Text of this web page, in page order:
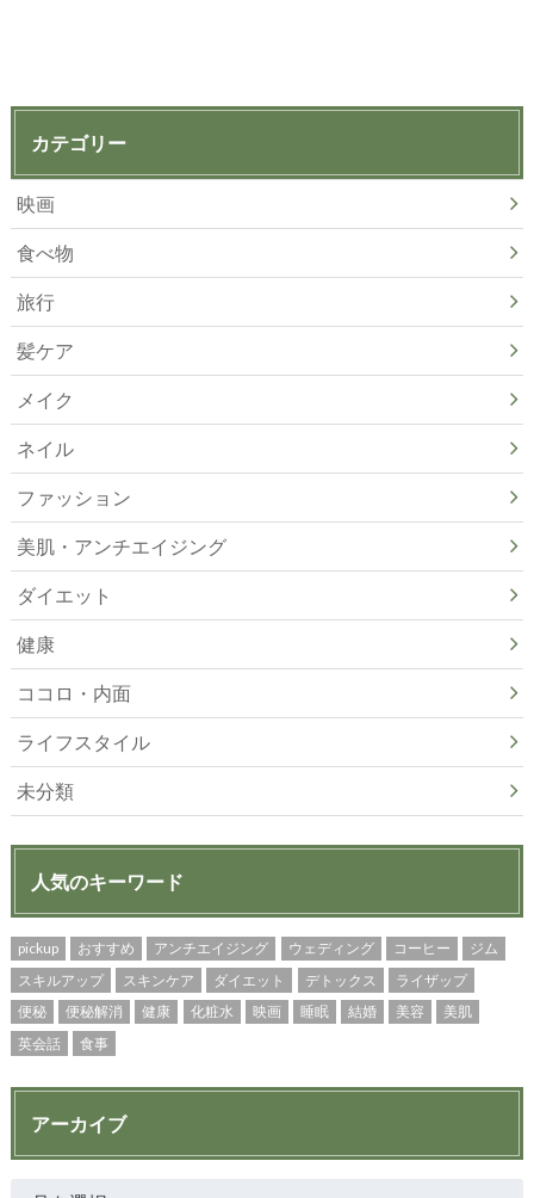
カテゴリー
映画
食べ物
旅行
髪ケア
メイク
ネイル
ファッション
美肌・アンチエイジング
ダイエット
健康
ココロ・内面
ライフスタイル
未分類
人気のキーワード
pickup おすすめ アンチエイジング ウェディング コーヒー
ジム
スキルアップ
スキンケア ダイエット デトックス
ライザップ
便秘
便秘解消 健康 化粧水 映画 睡眠 結婚 美容
美肌
英会話
食事
アーカイブ